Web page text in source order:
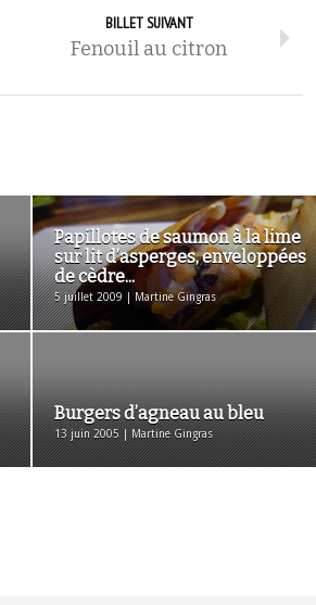
BILLET SUIVANT
Fenouil au citron
Papillotes de saumon à la lime
sur lit d’asperges, enveloppées
de cèdre...
5 juillet 2009 | Martine Gingras
Burgers d’agneau au bleu
13 juin 2005 | Martine Gingras